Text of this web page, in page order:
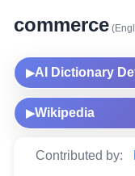
commerce
▶AI Dictionary
▶Wikipedia
Contributed by: